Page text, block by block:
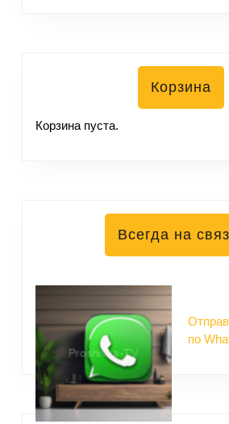
Корзина
Корзина пуста.
Всегда на
по